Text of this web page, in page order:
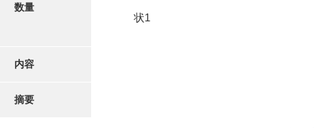
数量
状1
内容
摘要